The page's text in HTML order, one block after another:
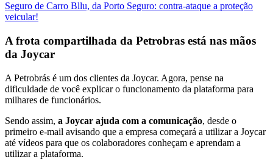
Seguro de Carro Bllu, da Porto Seguro: contra-ataque a proteção
veicular!
A frota compartilhada da Petrobras está nas mãos
da Joycar
A Petrobrás é um dos clientes da Joycar. Agora, pense na
dificuldade de você explicar o funcionamento da plataforma para
milhares de funcionários.
Sendo assim, a Joycar ajuda com a comunicação, desde o
primeiro e-mail avisando que a empresa começará a utilizar a Joycar
até vídeos para que os colaboradores conheçam e aprendam a
utilizar a plataforma.